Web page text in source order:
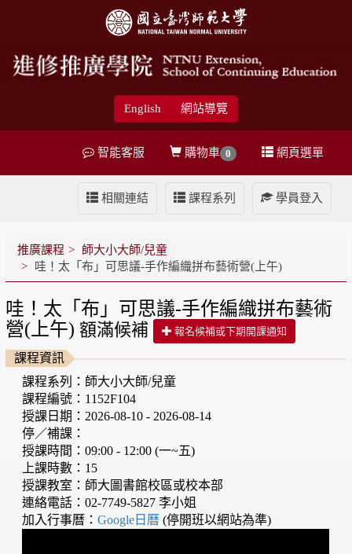
English 網站導覽
網頁選單
購物車 0
智能客服
學員登入
課程系列
相關連結
推廣課程
師大小大師/兒童
哇！太「布」可思議-手作編織拼布藝術營(上午)
哇！太「布」可思議-手作編織拼布藝術
營(上午) 額滿候補 報名候補或下期開課通知
課程資訊
課程系列：師大小大師/兒童
課程編號：1152F104
授課日期：2026-08-10 - 2026-08-14
停／補課：
授課時間：09:00 - 12:00 (一~五)
上課時數：15
授課教室：師大圖書館校區或校本部
連絡電話：02-7749-5827 李小姐
加入行事曆：Google日曆(停開班以網站為準)